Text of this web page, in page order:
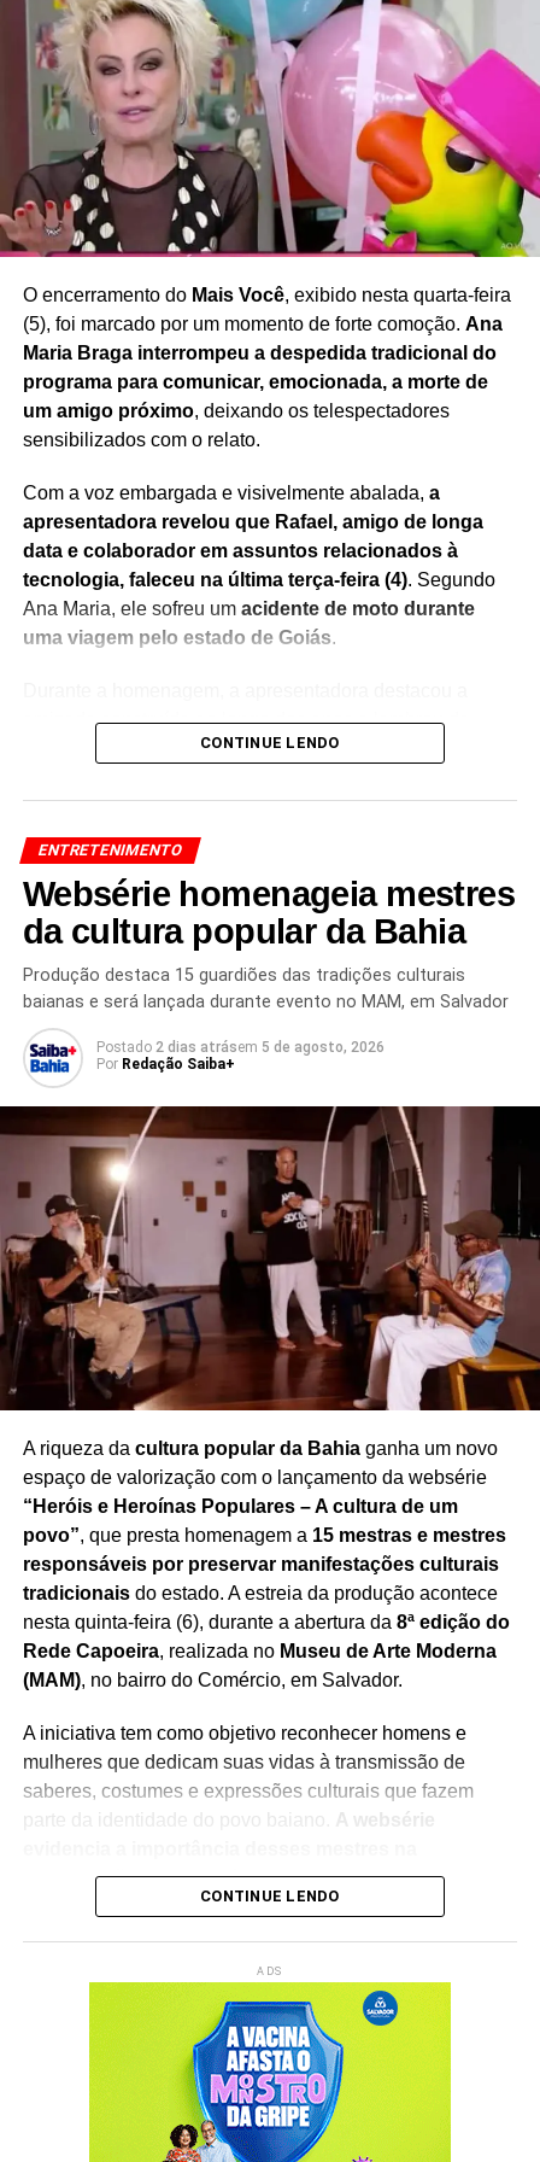
necessidade de ampliar o debate sobre imagem
corporal, saúde e bem-estar, defendendo uma
sociedade que valorize a diversidade e reduza a pressão
estética sobre mulheres de diferentes idades e perfis.
Redação Saiba+
O encerramento do Mais Você, exibido nesta quarta-feira
(5), foi marcado por um momento de forte comoção. Ana
Maria Braga interrompeu a despedida tradicional do
programa para comunicar, emocionada, a morte de
um amigo próximo, deixando os telespectadores
sensibilizados com o relato.
Com a voz embargada e visivelmente abalada, a
apresentadora revelou que Rafael, amigo de longa
data e colaborador em assuntos relacionados à
tecnologia, faleceu na última terça-feira (4). Segundo
Ana Maria, ele sofreu um acidente de moto durante
uma viagem pelo estado de Goiás.
amizade construída ao longo dos anos e lembrou da
importante contribuição de Rafael nos projetos
emoção, Ana Maria Braga chorou ao vivo, recebendo
manifestações de solidariedade do público nas redes
sociais.
O momento rapidamente repercutiu entre fãs e
internautas, que enviaram mensagens de apoio à
apresentadora e prestaram homenagens ao colaborador.
A despedida emocionada reforçou o carinho que Ana
Maria demonstrava pelo amigo e evidenciou o impacto da
perda em sua vida pessoal.
A comoção tomou conta do encerramento do
programa, transformando o tradicional momento de
despedida em uma homenagem marcada pela emoção e
pelo reconhecimento à trajetória de Rafael. A repercussão
do episódio também gerou inúmeras manifestações de
pesar entre telespectadores e admiradores da
apresentadora.
CONTINUE LENDO
ENTRETENIMENTO
Websérie homenageia mestres
da cultura popular da Bahia
Produção destaca 15 guardiões das tradições culturais
baianas e será lançada durante evento no MAM, em Salvador
Postado 2 dias atrásem 5 de agosto, 2026
Por Redação Saiba+
A riqueza da cultura popular da Bahiaganha um novo
espaço de valorização com o lançamento da websérie
“Heróis e Heroínas Populares – A cultura de um
povo”, que presta homenagem a 15 mestras e mestres
responsáveis por preservar manifestações culturais
tradicionaisdo estado. A estreia da produção acontece
nesta quinta-feira (6), durante a abertura da 8ª edição do
Rede Capoeira, realizada no Museu de Arte Moderna
(MAM), no bairro do Comércio, em Salvador.
A iniciativa tem como objetivo reconhecer homens e
mulheres que dedicam suas vidas à transmissão de
saberes, costumes e expressões culturais que fazem
parte da identidade do povo baiano.
A websérie
preservação do patrimônio imaterial, reforçando o
papel da cultura popular na construção da memória
O lançamento integra a programação doRede Capoeira
evento que reúne artistas, pesquisadores, representantes
de movimentos culturais e admiradores da cultura afro-
A cerimônia contará com a participação da
ministra da Cultura, Margareth Menezes
debate sobre políticas públicas voltadas à valorização
CONTINUE LENDO
ADS